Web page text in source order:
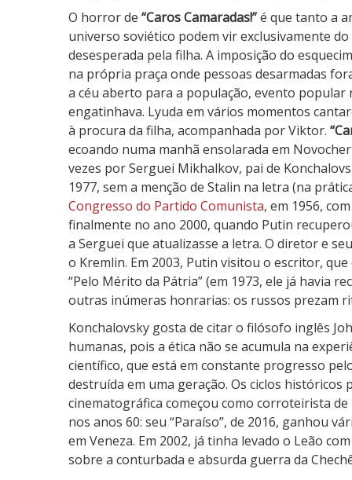
O horror de “Caros Camaradas!”é que tanto a
universo soviético podem vir exclusivamente
desesperada pela filha. A imposição do
na própria praça onde pessoas desarmadas
a céu aberto para a população, evento
engatinhava. Lyuda em vários momentos
à procura da filha, acompanhada por Viktor.
ecoando numa manhã ensolarada em
vezes por Serguei Mikhalkov, pai de
1977, sem a menção de Stalin na letra (na
Congresso do Partido Comunista, em 1956,
finalmente no ano 2000, quando Putin
a Serguei que atualizasse a letra. O diretor e
o Kremlin. Em 2003, Putin visitou o escritor,
“Pelo Mérito da Pátria” (em 1973, ele já havia
outras inúmeras honrarias: os russos prezam
Konchalovsky gosta de citar o filósofo inglês
humanas, pois a ética não se acumula na
científico, que está em constante progresso
destruída em uma geração. Os ciclos
cinematográfica começou como corroteirista de
nos anos 60: seu “Paraíso”, de 2016, ganhou
em Veneza. Em 2002, já tinha levado o Leão
sobre a conturbada e absurda guerra da